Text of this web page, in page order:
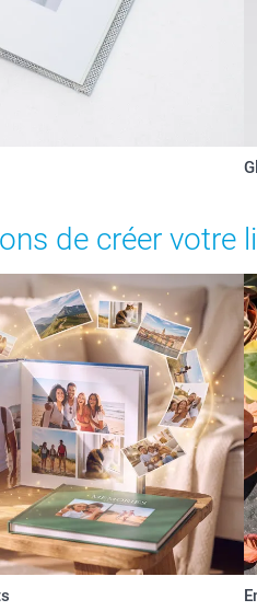
de créer votre